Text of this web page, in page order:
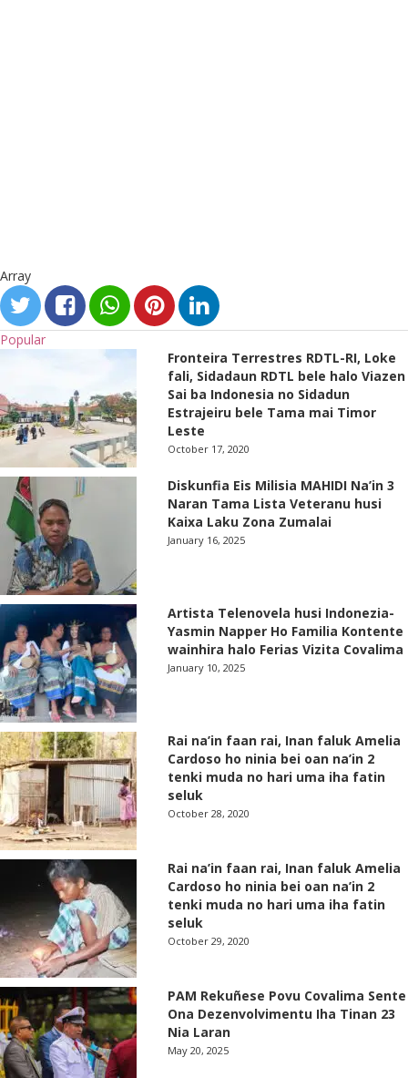
Array
Popular
Fronteira Terrestres RDTL-RI, Loke
fali, Sidadaun RDTL bele halo Viazen
Sai ba Indonesia no Sidadun
Estrajeiru bele Tama mai Timor
Leste
October 17, 2020
Diskunfia Eis Milisia MAHIDI Na’in 3
Naran Tama Lista Veteranu husi
Kaixa Laku Zona Zumalai
January 16, 2025
Artista Telenovela husi Indonezia-
Yasmin Napper Ho Familia Kontente
wainhira halo Ferias Vizita Covalima
January 10, 2025
Rai na’in faan rai, Inan faluk Amelia
Cardoso ho ninia bei oan na’in 2
tenki muda no hari uma iha fatin
seluk
October 28, 2020
Rai na’in faan rai, Inan faluk Amelia
Cardoso ho ninia bei oan na’in 2
tenki muda no hari uma iha fatin
seluk
October 29, 2020
PAM Rekuñese Povu Covalima Sente
Ona Dezenvolvimentu Iha Tinan 23
Nia Laran
May 20, 2025